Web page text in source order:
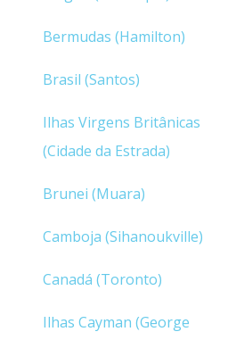
Bermudas (Hamilton)
Brasil (Santos)
Ilhas Virgens Britânicas
(Cidade da Estrada)
Brunei (Muara)
Camboja (Sihanoukville)
Canadá (Toronto)
Ilhas Cayman (George